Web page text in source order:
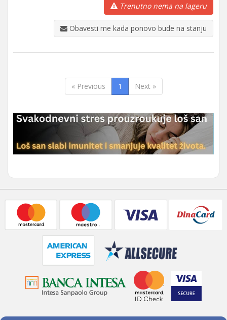
Trenutno nema na lageru
Obavesti me kada ponovo bude na stanju
« Previous 1 Next »